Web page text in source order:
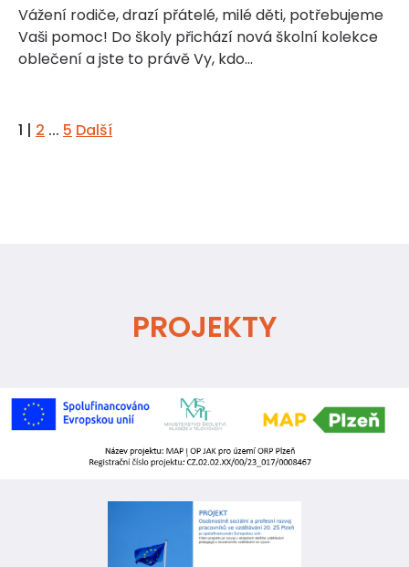
Vážení rodiče, drazí přátelé, milé děti, potřebujeme
Vaši pomoc! Do školy přichází nová školní kolekce
oblečení a jste to právě Vy, kdo…
1 | 2 ... 5 Další
PROJEKTY